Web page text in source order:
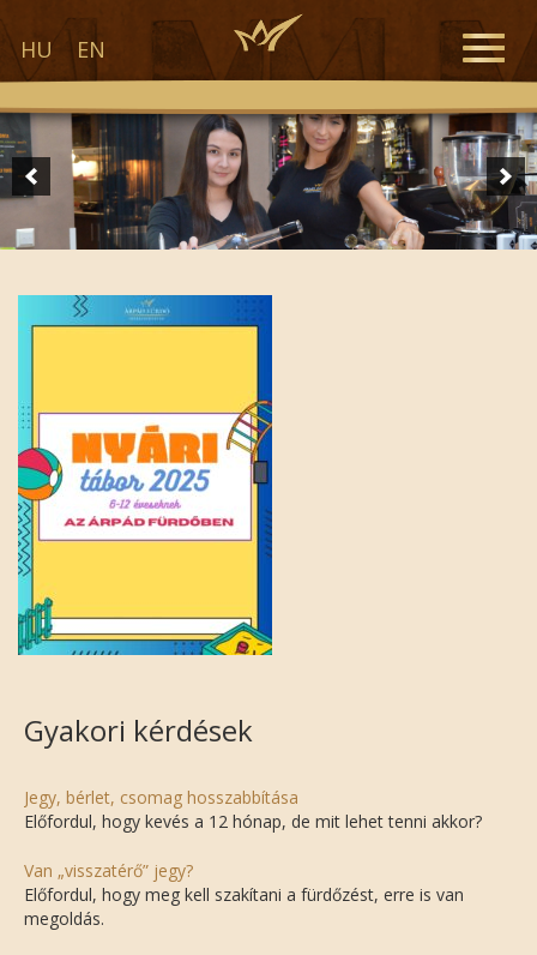
HU EN
Toggle
Gyakori kérdések
Jegy, bérlet, csomag hosszabbítása
Előfordul, hogy kevés a 12 hónap, de mit lehet tenni akkor?
Van „visszatérő” jegy?
Előfordul, hogy meg kell szakítani a fürdőzést, erre is van
megoldás.